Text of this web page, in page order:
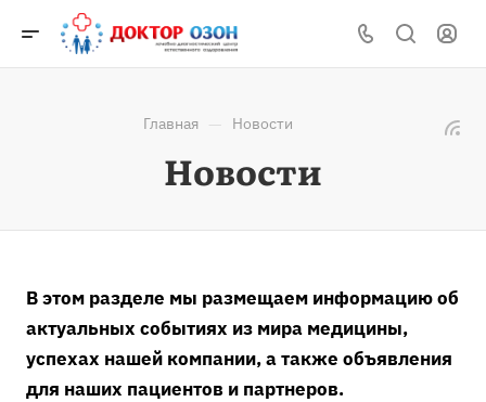
Главная — Новости
Новости
В этом разделе мы размещаем информацию об
актуальных событиях из мира медицины,
успехах нашей компании, а также объявления
для наших пациентов и партнеров.